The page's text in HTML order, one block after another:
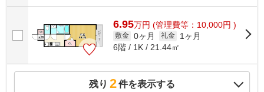
6.95万円 (管理費等：10,000円 )
敷金 0ヶ月 礼金
1ヶ月
6階 / 1K / 21.44㎡
残り 2件を表示する